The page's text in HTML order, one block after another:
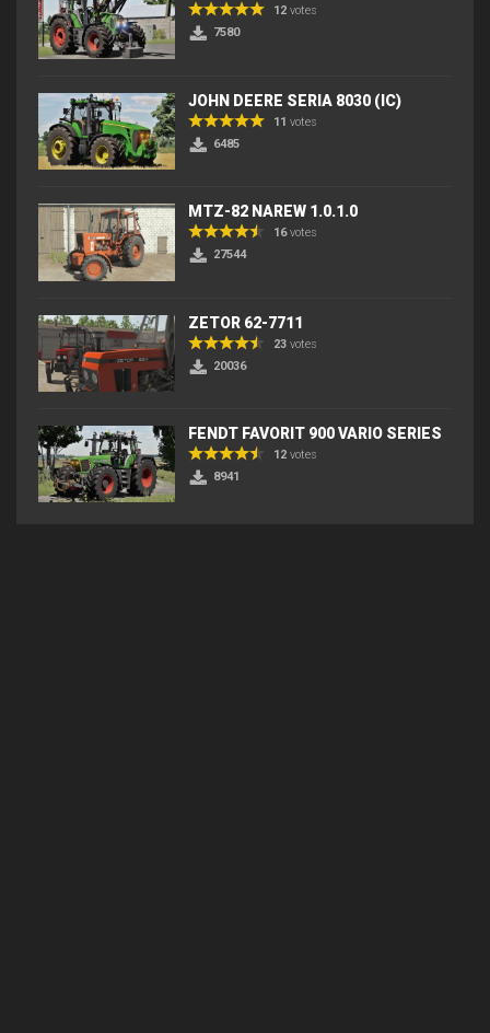
12 votes
7580
JOHN DEERE SERIA 8030 (IC)
11 votes
6485
MTZ-82 NAREW 1.0.1.0
16votes
27544
ZETOR 62-7711
23 votes
20036
FENDT FAVORIT 900 VARIO SERIES
12 votes
8941